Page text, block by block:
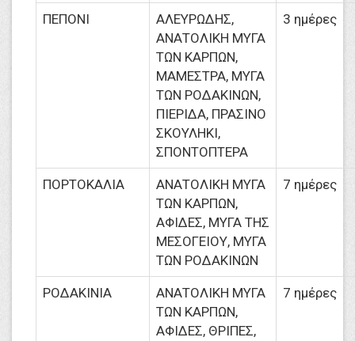
ΠΕΠΟΝΙ
ΑΛΕΥΡΩΔΗΣ,
ΑΝΑΤΟΛΙΚΗ ΜΥΓΑ
ΤΩΝ ΚΑΡΠΩΝ,
ΜΑΜΕΣΤΡΑ, ΜΥΓΑ
ΤΩΝ ΡΟΔΑΚΙΝΩΝ,
ΠΙΕΡΙΔΑ, ΠΡΑΣΙΝΟ
ΣΚΟΥΛΗΚΙ,
ΣΠΟΝΤΟΠΤΕΡΑ
3 ημέρες
ΠΟΡΤΟΚΑΛΙΑ
ΑΝΑΤΟΛΙΚΗ ΜΥΓΑ
ΤΩΝ ΚΑΡΠΩΝ,
ΑΦΙΔΕΣ, ΜΥΓΑ ΤΗΣ
ΜΕΣΟΓΕΙΟΥ, ΜΥΓΑ
ΤΩΝ ΡΟΔΑΚΙΝΩΝ
7 ημέρες
ΡΟΔΑΚΙΝΙΑ
ΑΝΑΤΟΛΙΚΗ ΜΥΓΑ
ΤΩΝ ΚΑΡΠΩΝ,
ΑΦΙΔΕΣ, ΘΡΙΠΕΣ,
7 ημέρες